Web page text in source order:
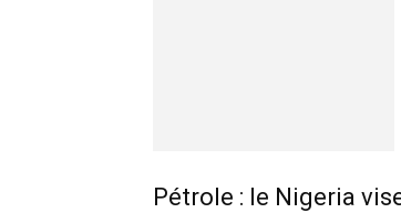
Pétrole : le Nigeria